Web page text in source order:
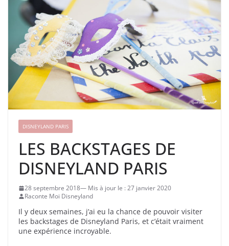
DISNEYLAND PARIS
LES BACKSTAGES DE
DISNEYLAND PARIS
28 septembre 2018
27 janvier 2020
Raconte Moi Disneyland
Il y deux semaines, j’ai eu la chance de pouvoir visiter
les backstages de Disneyland Paris, et c’était vraiment
une expérience incroyable.